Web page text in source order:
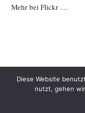
Mehr bei Flickr …
Datenschutzerklärung
Diese Website
nutzt, gehen